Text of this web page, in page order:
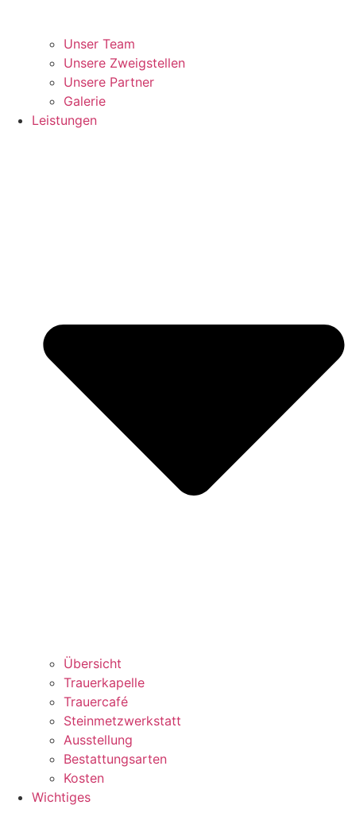
Unser Team
Unsere Zweigstellen
Unsere Partner
Galerie
Leistungen
Übersicht
Trauerkapelle
Trauercafé
Steinmetzwerkstatt
Ausstellung
Bestattungsarten
Kosten
Wichtiges